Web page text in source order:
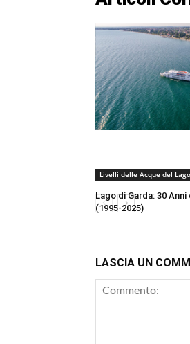
Livelli delle Acque del
Lago di Garda: 30 Anni
(1995-2025)
LASCIA UN